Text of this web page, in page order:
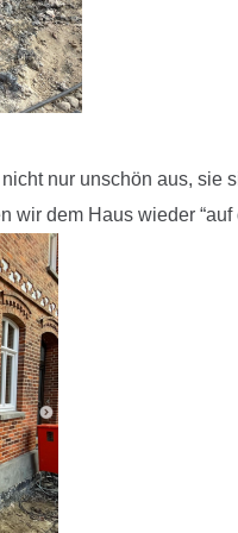
nur unschön aus, sie
wir dem Haus wieder